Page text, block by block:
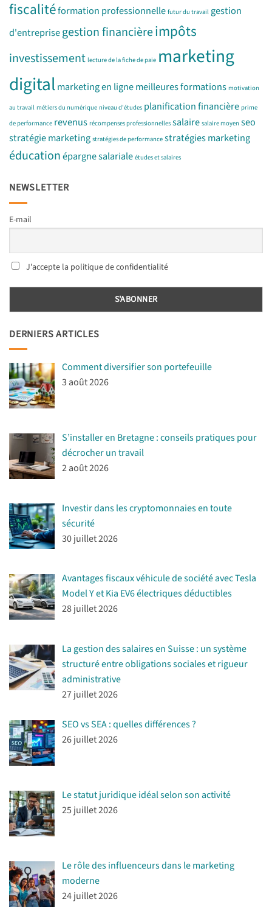
fiscalitéformation professionnelle futur du travail gestion
d'entreprisegestion financièreimpôts
investissement lecture de la fiche de paie marketing
digitalmarketing en lignemeilleures formations motivation
au travail métiers du numérique niveau d'études planification financière prime
de performance revenus récompenses professionnelles salaire salaire moyen seo
stratégie marketing stratégies de performance stratégies marketing
éducationépargne salariale études et salaires
NEWSLETTER
E-mail
J'accepte la politique de confidentialité
DERNIERS ARTICLES
Comment diversifier son portefeuille
3 août 2026
S’installer en Bretagne : conseils pratiques pour
décrocher un travail
2 août 2026
Investir dans les cryptomonnaies en toute
sécurité
30 juillet 2026
Avantages fiscaux véhicule de société avec Tesla
Model Y et Kia EV6 électriques déductibles
28 juillet 2026
La gestion des salaires en Suisse : un système
structuré entre obligations sociales et rigueur
administrative
27 juillet 2026
SEO vs SEA : quelles différences ?
26 juillet 2026
Le statut juridique idéal selon son activité
25 juillet 2026
Le rôle des influenceurs dans le marketing
moderne
24 juillet 2026